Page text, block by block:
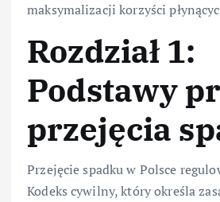
maksymalizacji korzyści
Rozdział 1:
Podstawy
przejęcia
Przejęcie spadku w Polsce
Kodeks cywilny, który określa